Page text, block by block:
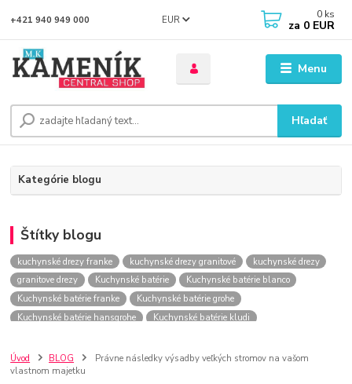
Menu
EUR
Hľadať
+421 940 949 000 0 ks
za 0 EUR
Kategórie blogu
Štítky blogu
kuchynské drezy franke kuchynské drezy granitové
kuchynské drezy
granitove drezy
Kuchynské batérie
Kuchynské batérie blanco
Kuchynské batérie franke
Kuchynské batérie grohe
Kuchynské batérie hansgrohe
Kuchynské batérie kludi
kuchynské batérie sagittarius
kuchynské batérie
vodovodné batérie
vodovodné batérie do kuchyne
Úvod BLOG
Právne následky výsadby veľkých stromov na vašom
vlastnom majetku